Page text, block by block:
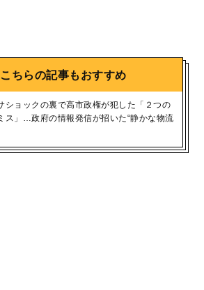
こちらの記事もおすすめ
ショックの裏で高市政権が犯した「２つの
ス」…政府の情報発信が招いた“静かな物流